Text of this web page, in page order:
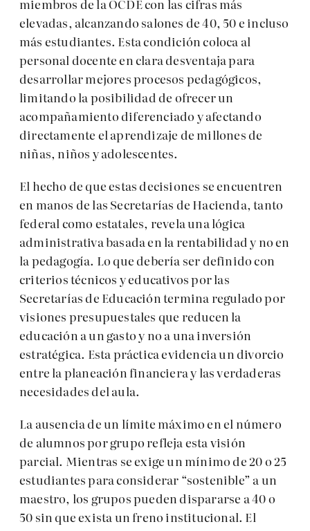
miembros de la OCDE con las cifras más
elevadas, alcanzando salones de 40, 50 e incluso
más estudiantes. Esta condición coloca al
personal docente en clara desventaja para
desarrollar mejores procesos pedagógicos,
limitando la posibilidad de ofrecer un
acompañamiento diferenciado y afectando
directamente el aprendizaje de millones de
niñas, niños y adolescentes.
El hecho de que estas decisiones se encuentren
en manos de las Secretarías de Hacienda, tanto
federal como estatales, revela una lógica
administrativa basada en la rentabilidad y no en
la pedagogía. Lo que debería ser definido con
criterios técnicos y educativos por las
Secretarías de Educación termina regulado por
visiones presupuestales que reducen la
educación a un gasto y no a una inversión
estratégica. Esta práctica evidencia un divorcio
entre la planeación financiera y las verdaderas
necesidades del aula.
La ausencia de un límite máximo en el número
de alumnos por grupo refleja esta visión
parcial. Mientras se exige un mínimo de 20 o 25
estudiantes para considerar “sostenible” a un
maestro, los grupos pueden dispararse a 40 o
50 sin que exista un freno institucional. El